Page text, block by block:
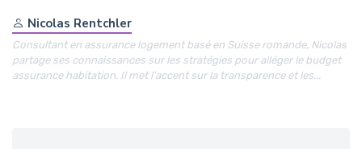
Nicolas Rentchler
Consultant en assurance logement basé en Suisse romande, Nicolas
partage ses connaissances sur les stratégies pour alléger le budget
assurance habitation. Il met l'accent sur la transparence et les...